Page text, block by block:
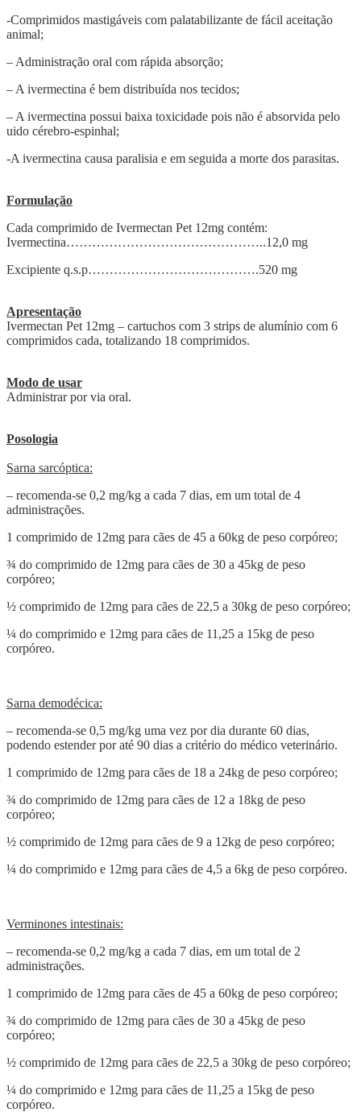
-Comprimidos mastigáveis com palatabilizante de fácil aceitação
animal;
– Administração oral com rápida absorção;
– A ivermectina é bem distribuída nos tecidos;
– A ivermectina possui baixa toxicidade pois não é absorvida pelo
uido cérebro-espinhal;
-A ivermectina causa paralisia e em seguida a morte dos parasitas.
Formulação
Cada comprimido de Ivermectan Pet 12mg contém:
Ivermectina………………………………………..12,0 mg
Excipiente q.s.p………………………………….520 mg
Apresentação
Ivermectan Pet 12mg – cartuchos com 3 strips de alumínio com 6
comprimidos cada, totalizando 18 comprimidos.
Modo de usar
Administrar por via oral.
Posologia
Sarna sarcóptica:
– recomenda-se 0,2 mg/kg a cada 7 dias, em um total de 4
administrações.
1 comprimido de 12mg para cães de 45 a 60kg de peso corpóreo;
¾ do comprimido de 12mg para cães de 30 a 45kg de peso
corpóreo;
½ comprimido de 12mg para cães de 22,5 a 30kg de peso corpóreo;
¼ do comprimido e 12mg para cães de 11,25 a 15kg de peso
corpóreo.
Sarna demodécica:
– recomenda-se 0,5 mg/kg uma vez por dia durante 60 dias,
podendo estender por até 90 dias a critério do médico veterinário.
1 comprimido de 12mg para cães de 18 a 24kg de peso corpóreo;
¾ do comprimido de 12mg para cães de 12 a 18kg de peso
corpóreo;
½ comprimido de 12mg para cães de 9 a 12kg de peso corpóreo;
¼ do comprimido e 12mg para cães de 4,5 a 6kg de peso corpóreo.
Verminones intestinais:
– recomenda-se 0,2 mg/kg a cada 7 dias, em um total de 2
administrações.
1 comprimido de 12mg para cães de 45 a 60kg de peso corpóreo;
¾ do comprimido de 12mg para cães de 30 a 45kg de peso
corpóreo;
½ comprimido de 12mg para cães de 22,5 a 30kg de peso corpóreo;
¼ do comprimido e 12mg para cães de 11,25 a 15kg de peso
corpóreo.